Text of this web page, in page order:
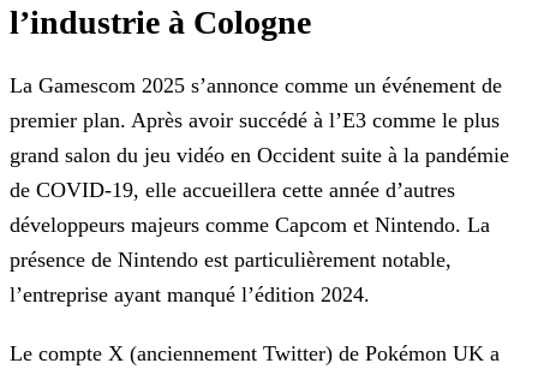
l’industrie à Cologne
La Gamescom 2025 s’annonce comme un événement de
premier plan. Après avoir succédé à l’E3 comme le plus
grand salon du jeu vidéo en Occident suite à la pandémie
de COVID-19, elle accueillera cette année d’autres
développeurs majeurs comme Capcom et Nintendo. La
présence de Nintendo est particulièrement notable,
l’entreprise ayant manqué l’édition 2024.
Le compte X (anciennement Twitter) de Pokémon UK a